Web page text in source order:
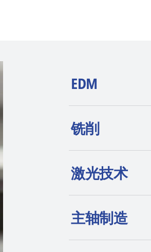
EDM
wire-cut EDM、
铣削
激光技术
主轴制造